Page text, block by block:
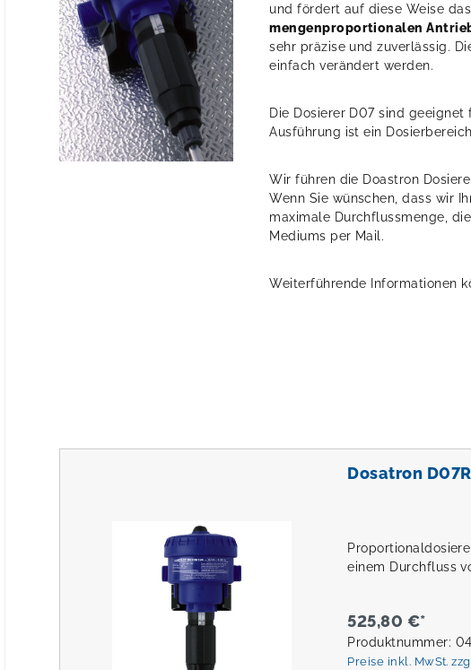
und fördert auf diese Weise
mengenproportionalen
sehr präzise und zuverlässig.
einfach verändert werden.
Die Dosierer D07 sind
Ausführung ist ein
Wir führen die Doastron
Wenn Sie wünschen, dass wir
maximale Durchflussmenge,
Mediums per Mail.
Weiterführende Informationen
Dosatron
einem Durchfluss
525,80 €*
Produktnummer:
Preise inkl. MwSt.